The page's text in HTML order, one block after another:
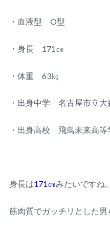
・血液型 O型
・身長 171㎝
・体重 63㎏
・出身中学 名古屋市立大
・出身高校 飛鳥未来高等
身長は171㎝みたいですね
筋肉質でガッチリとした